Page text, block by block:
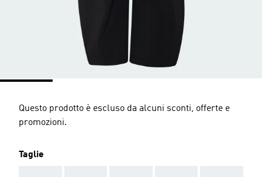
Questo prodotto è escluso da alcuni sconti, offerte e
promozioni.
Taglie